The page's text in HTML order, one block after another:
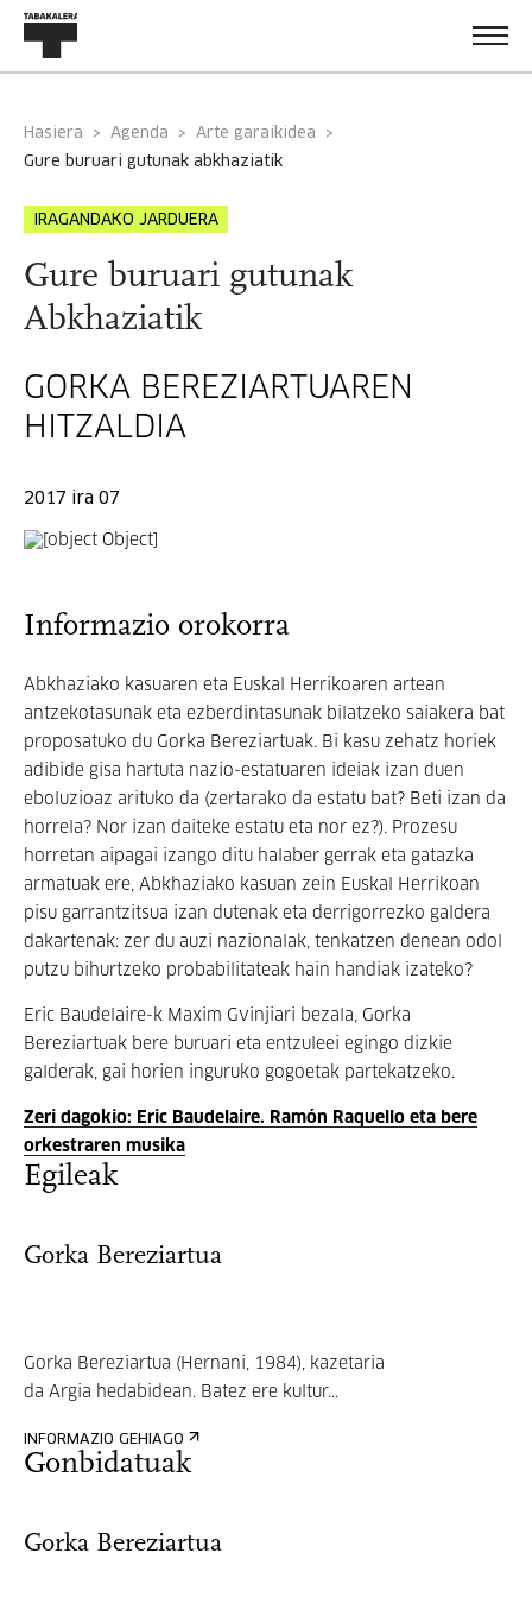
Hasiera Agenda
Arte garaikidea
gure buruari gutunak abkhaziatik
IRAGANDAKO JARDUERA
Gure buruari gutunak
Abkhaziatik
GORKA BEREZIARTUAREN
HITZALDIA
2017 ira 07
Informazio orokorra
Abkhaziako kasuaren eta Euskal Herrikoaren artean
antzekotasunak eta ezberdintasunak bilatzeko saiakera bat
proposatuko du Gorka Bereziartuak. Bi kasu zehatz horiek
adibide gisa hartuta nazio-estatuaren ideiak izan duen
eboluzioaz arituko da (zertarako da estatu bat? Beti izan da
horrela? Nor izan daiteke estatu eta nor ez?). Prozesu
horretan aipagai izango ditu halaber gerrak eta gatazka
armatuak ere, Abkhaziako kasuan zein Euskal Herrikoan
pisu garrantzitsua izan dutenak eta derrigorrezko galdera
dakartenak: zer du auzi nazionalak, tenkatzen denean odol
putzu bihurtzeko probabilitateak hain handiak izateko?
Eric Baudelaire-k Maxim Gvinjiari bezala, Gorka
Bereziartuak bere buruari eta entzuleei egingo dizkie
galderak, gai horien inguruko gogoetak partekatzeko.
Zeri dagokio: Eric Baudelaire. Ramón Raquello eta bere
orkestraren musika
Egileak
Gorka Bereziartua
Gorka Bereziartua (Hernani, 1984), kazetaria
da Argia hedabidean. Batez ere kultur...
INFORMAZIO GEHIAGO
Gonbidatuak
Gorka Bereziartua